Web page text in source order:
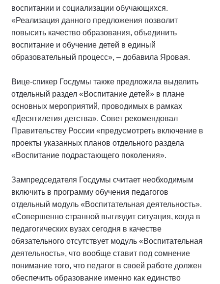
воспитании и социализации обучающихся.
«Реализация данного предложения позволит
повысить качество образования, объединить
воспитание и обучение детей в единый
образовательный процесс», – добавила Яровая.
Вице-спикер Госдумы также предложила выделить
отдельный раздел «Воспитание детей» в плане
основных мероприятий, проводимых в рамках
«Десятилетия детства». Совет рекомендовал
Правительству России «предусмотреть включение в
проекты указанных планов отдельного раздела
«Воспитание подрастающего поколения».
Зампредседателя Госдумы считает необходимым
включить в программу обучения педагогов
отдельный модуль «Воспитательная деятельность».
«Совершенно странной выглядит ситуация, когда в
педагогических вузах сегодня в качестве
обязательного отсутствует модуль «Воспитательная
деятельность», что вообще ставит под сомнение
понимание того, что педагог в своей работе должен
обеспечить образование именно как единство